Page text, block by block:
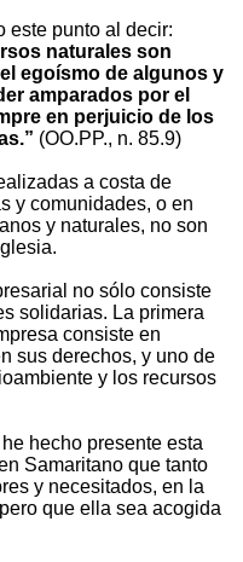
este punto al decir:
naturales son
egoísmo de algunos y
amparados por el
en perjuicio de los
(OO.PP., n. 85.9)
a costa de
y comunidades, o en
y naturales, no son
no sólo consiste
solidarias. La primera
consiste en
sus derechos, y uno de
y los recursos
hecho presente esta
Samaritano que tanto
y necesitados, en la
que ella sea acogida